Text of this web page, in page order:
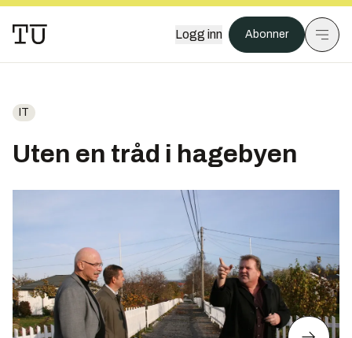
Logg inn Abonner
IT
Uten en tråd i hagebyen